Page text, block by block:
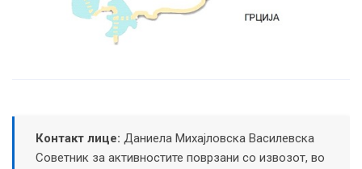
Контакт лице: Даниела Михајловска Василевска
Советник за активностите поврзани со извозот, во